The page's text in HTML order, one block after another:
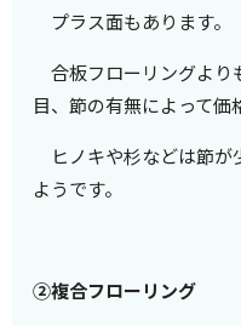
プラス面もあり ます。
合板フローリングより
目、節の有無によって価
ヒノキや杉などは節が
ようです。
②複合フローリング